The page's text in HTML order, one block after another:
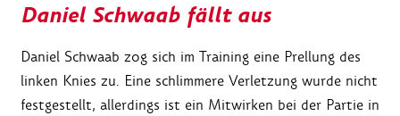
Daniel Schwaab fällt aus
Daniel Schwaab zog sich im Training eine Prellung des
linken Knies zu. Eine schlimmere Verletzung wurde nicht
festgestellt, allerdings ist ein Mitwirken bei der Partie in